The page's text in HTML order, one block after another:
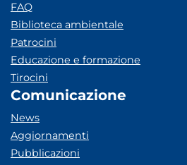
FAQ
Biblioteca ambientale
Patrocini
Educazione e formazione
Tirocini
Comunicazione
News
Aggiornamenti
Pubblicazioni